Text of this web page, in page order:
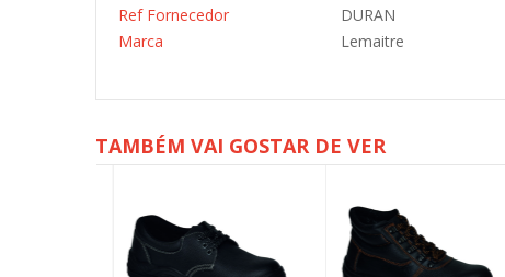
Ref Fornecedor
DURAN
Marca
Lemaitre
TAMBÉM VAI GOSTAR DE VER